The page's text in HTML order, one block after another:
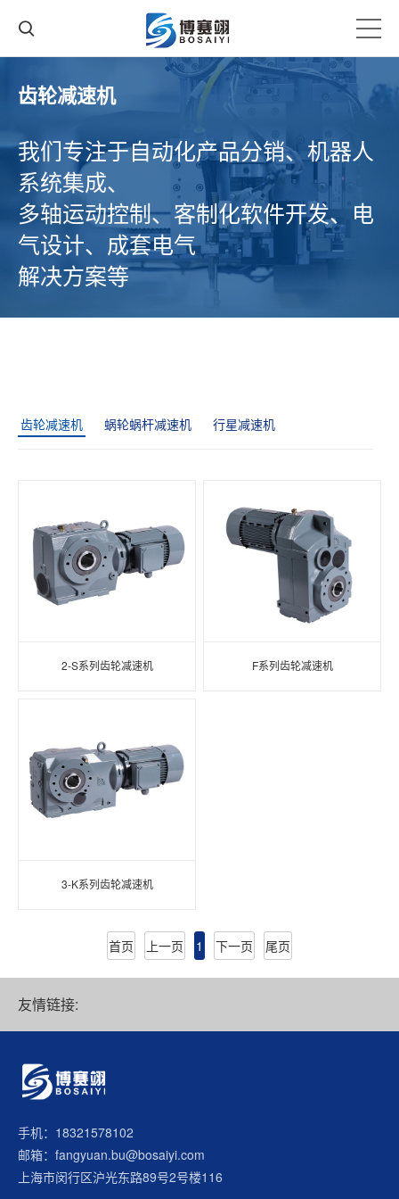
齿轮减速机
我们专注于自动化产品分销、机器人
系统集成、
多轴运动控制、客制化软件开发、电
气设计、成套电气
解决方案等
齿轮减速机 蜗轮蜗杆减速机 行星减速机
2-S系列齿轮减速机 F系列齿轮减速机
3-K系列齿轮减速机
首页 上一页 1 下一页 尾页
友情链接:
手机：18321578102
邮箱：fangyuan.bu@bosaiyi.com
上海市闵行区沪光东路89号2号楼116